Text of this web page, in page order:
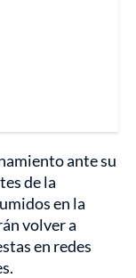
ante su
de la
en la
volver a
en redes